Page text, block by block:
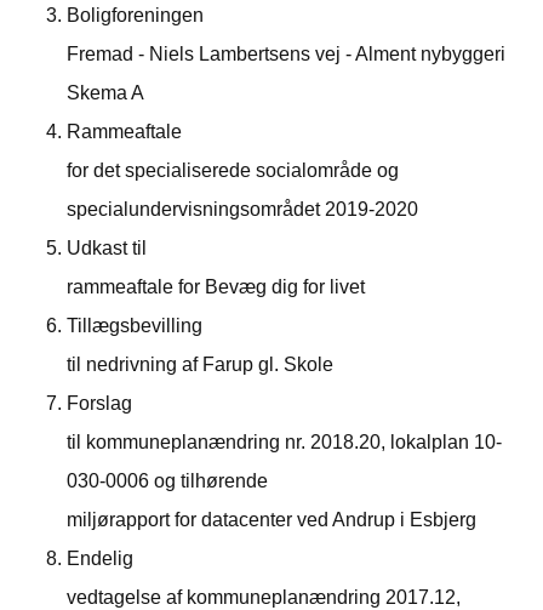
Boligforeningen
Fremad - Niels Lambertsens vej - Alment nybyggeri
Skema A
Rammeaftale
for det specialiserede socialområde og
specialundervisningsområdet 2019-2020
Udkast til
rammeaftale for Bevæg dig for livet
Tillægsbevilling
til nedrivning af Farup gl. Skole
Forslag
til kommuneplanændring nr. 2018.20, lokalplan 10-
030-0006 og tilhørende
miljørapport for datacenter ved Andrup i Esbjerg
Endelig
vedtagelse af kommuneplanændring 2017.12,